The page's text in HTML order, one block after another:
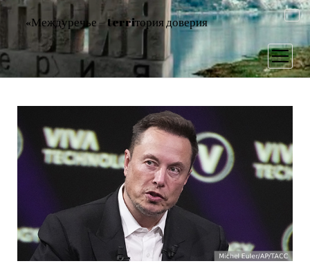
«Междуречье – terriтория доверия
меню